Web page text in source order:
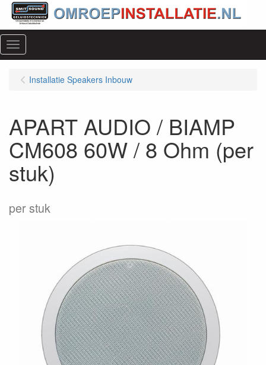
Menu
Installatie Speakers Inbouw
APART AUDIO / BIAMP
CM608 60W / 8 Ohm (per
stuk)
per stuk